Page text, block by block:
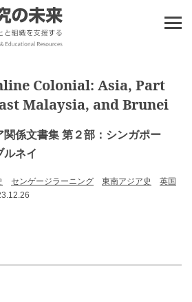
Colonial: Asia, Part
Malaysia, and Brunei
係文書集 第２部：シンガポー
ルネイ
センゲージラーニング 東南アジア史
英国